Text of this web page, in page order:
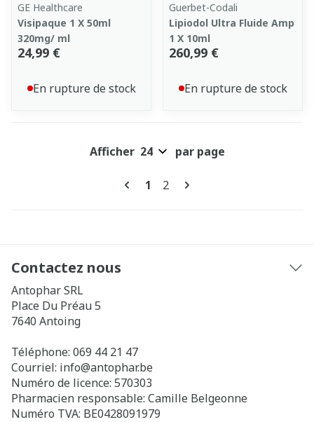
GE Healthcare
Visipaque 1 X 50ml
320mg/ ml
24,99 €
En rupture de stock
Guerbet-Codali
Lipiodol Ultra Fluide Amp
1 X 10ml
260,99 €
En rupture de stock
Pages
Vous lisez actuellement la
1 Page
2
Afficher par page
Contactez nous
Antophar SRL
Place Du Préau 5
7640 Antoing
Téléphone: 069 44 21 47
Courriel: info@antophar.be
Numéro de licence: 570303
Pharmacien responsable: Camille Belgeonne
Numéro TVA: BE0428091979